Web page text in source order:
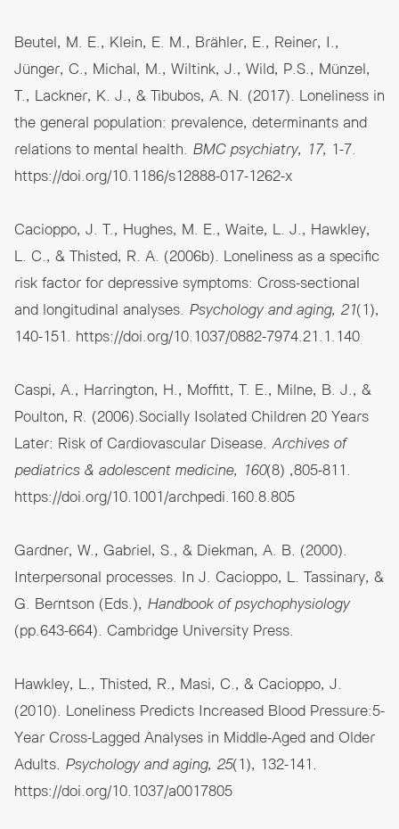
Beutel, M. E., Klein, E. M., Brähler, E., Reiner, I.,
Jünger, C., Michal, M., Wiltink, J., Wild, P.S., Münzel,
T., Lackner, K. J., & Tibubos, A. N. (2017). Loneliness in
the general population: prevalence, determinants and
relations to mental health. BMC psychiatry, 17, 1-7.
https://doi.org/10.1186/s12888-017-1262-x
Cacioppo, J. T., Hughes, M. E., Waite, L. J., Hawkley,
L. C., & Thisted, R. A. (2006b). Loneliness as a specific
risk factor for depressive symptoms: Cross-sectional
and longitudinal analyses. Psychology and aging, 21(1),
140-151. https://doi.org/10.1037/0882-7974.21.1.140
Caspi, A., Harrington, H., Moffitt, T. E., Milne, B. J., &
Poulton, R. (2006).Socially Isolated Children 20 Years
Later: Risk of Cardiovascular Disease. Archives of
pediatrics & adolescent medicine, 160(8) ,805-811.
https://doi.org/10.1001/archpedi.160.8.805
Gardner, W., Gabriel, S., & Diekman, A. B. (2000).
Interpersonal processes. In J. Cacioppo, L. Tassinary, &
G. Berntson (Eds.), Handbook of psychophysiology
(pp.643-664). Cambridge University Press.
Hawkley, L., Thisted, R., Masi, C., & Cacioppo, J.
(2010). Loneliness Predicts Increased Blood Pressure:5-
Year Cross-Lagged Analyses in Middle-Aged and Older
Adults. Psychology and aging, 25(1), 132-141.
https://doi.org/10.1037/a0017805